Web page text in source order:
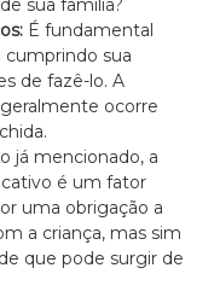
sua família?
É fundamental
cumprindo sua
de fazê-lo. A
ocorre
já mencionado, a
é um fator
uma obrigação a
a criança, mas sim
que pode surgir de